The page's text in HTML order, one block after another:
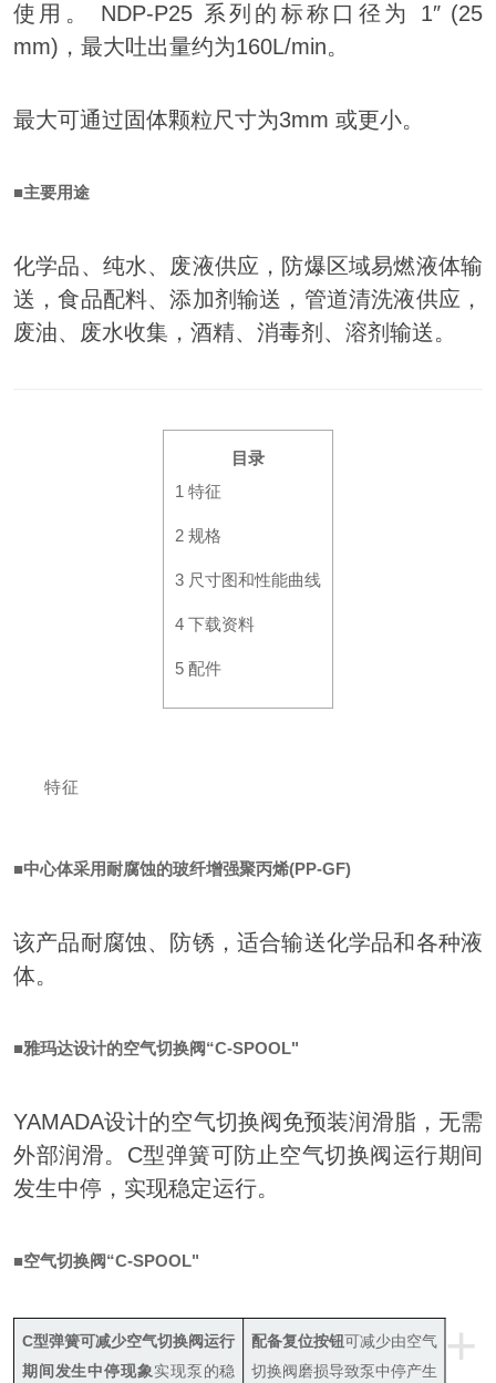
使用。 NDP-P25 系列的标称口径为 1″ (25
mm)，最大吐出量约为160L/min。
最大可通过固体颗粒尺寸为3mm 或更小。
■主要用途
化学品、纯水、废液供应，防爆区域易燃液体输
送，食品配料、添加剂输送，管道清洗液供应，
废油、废水收集，酒精、消毒剂、溶剂输送。
目录
1 特征
2 规格
3 尺寸图和性能曲线
4 下载资料
5 配件
特征
■中心体采用耐腐蚀的玻纤增强聚丙烯(PP-GF)
该产品耐腐蚀、防锈，适合输送化学品和各种液
体。
■雅玛达设计的空气切换阀“C-SPOOL"
YAMADA设计的空气切换阀免预装润滑脂，无需
外部润滑。C型弹簧可防止空气切换阀运行期间
发生中停，实现稳定运行。
■空气切换阀“C-SPOOL"
+
C型弹簧可减少空气切换阀运行
期间发生中停现象实现泵的稳
配备复位按钮可减少由空气
切换阀磨损导致泵中停产生